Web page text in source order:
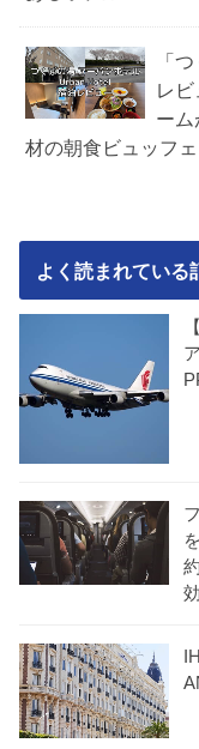
「
レ
ー
材の朝食ビュッフェ
よく読まれている